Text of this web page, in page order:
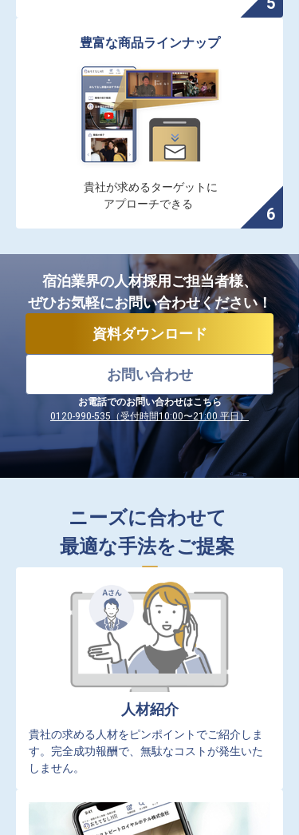
豊富な商品ラインナップ
貴社が求めるターゲットに
アプローチできる
宿泊業界の人材採用ご担当者様、
ぜひお気軽にお問い合わせください！
お問い合わせ
資料ダウンロード
お電話でのお問い合わせはこちら
0120-990-535（受付時間10:00〜21:00 平日）
ニーズに合わせて
最適な手法をご提案
人材紹介
貴社の求める人材をピンポイントでご紹介しま
す。完全成功報酬で、無駄なコストが発生いた
しません。